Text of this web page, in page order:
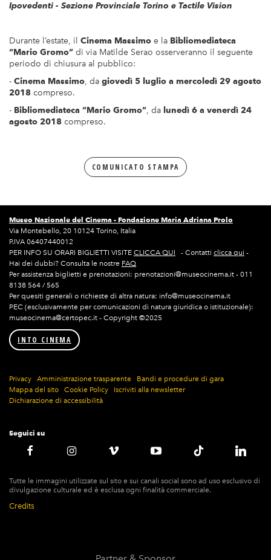
Ipovedenti - Sezione Provinciale Torino e Tactile Vision
Durante l’estate, il Cinema Massimo e la Bibliomediateca
“Mario Gromo” di via Matilde Serao osserveranno il seguente
periodo di chiusura al pubblico:
- Cinema Massimo, da giovedì 5 luglio a mercoledì 29 agosto
2018 compreso.
- Bibliomediateca “Mario Gromo”, da lunedì 6 a venerdì 24
agosto 2018 compreso.
COMUNICATO STAMPA
Museo Nazionale del Cinema - Fondazione Maria Adriana Prolo
Via Montebello, 20 10124 Torino, Italia
P.IVA 06407440012
PER INFO SU ORARI BIGLIETTI VISITE CLICCA QUI - Contatti clicca qui -
Hai dei dubbi? Consulta le nostre FAQ
Per assistenza biglietti e prenotazioni: prenotazioni@museocinema.it - 011
8138 564 / 565
Per quesiti generali o richieste di altra natura: info@museocinema.it
PEC (esclusivamente per comunicazioni di natura giuridica o istituzionale):
museocinema@certopec.it - Copyright ©2025
INTO CINEMA
Privacy Amministrazione trasparente
Bandi e procedure di gara
Mappa del sito
Cookie Policy
Iscriviti alla newsletter
Dichiarazione di accessibilità
Seguici su
Tutte le immagini utilizzate sul sito e sui canali social sono ad uso esclusivo di
divulgazione culturale ed è esclusa ogni finalità commerciale.
Credits